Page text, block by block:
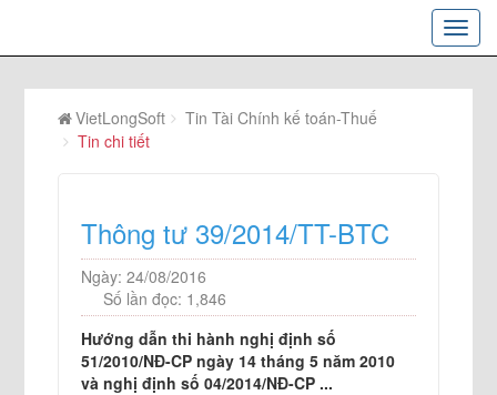
VietLongSoft
Tin Tài Chính kế toán-Thuế
Tin chi tiết
Thông tư 39/2014/TT-BTC
Ngày: 24/08/2016
Số lần đọc: 1,846
Hướng dẫn thi hành nghị định số
51/2010/NĐ-CP ngày 14 tháng 5 năm 2010
và nghị định số 04/2014/NĐ-CP ...